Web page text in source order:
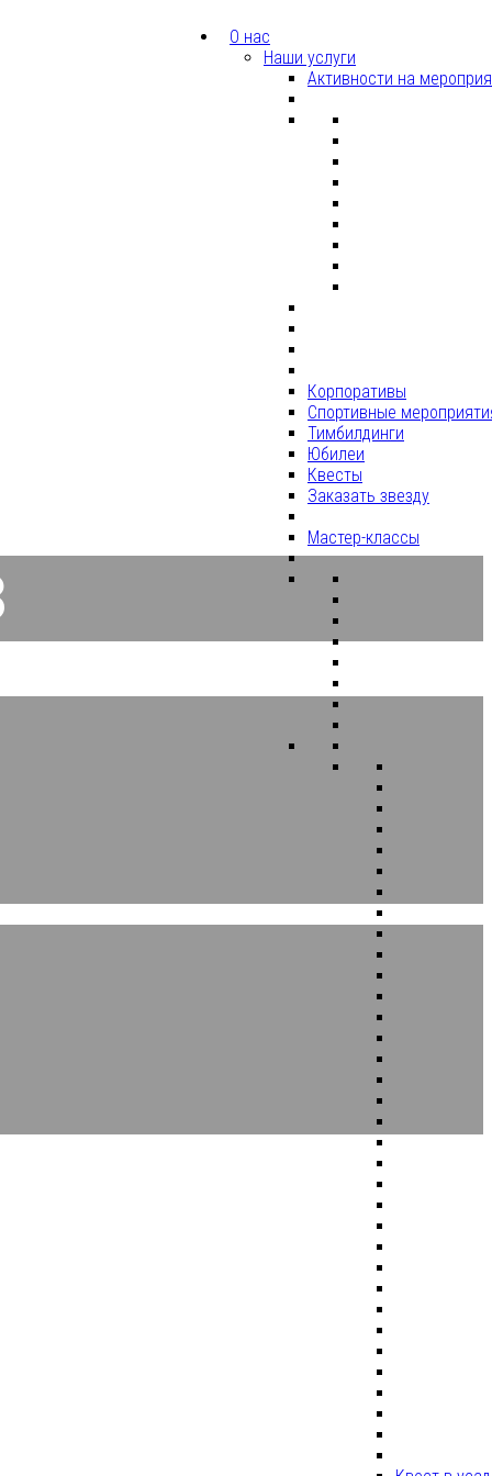
О нас
Наши услуги
Активности на
Корпоративы
Спортивные
Тимбилдинги
Юбилеи
Квесты
Заказать звезду
Мастер-классы